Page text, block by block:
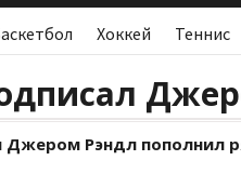
Хоккей Теннис
Джером Рэндл пополнил